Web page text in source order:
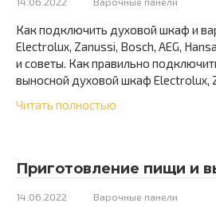
Как подключить духовой шкаф и
Electrolux, Zanussi, Bosch, AEG,
и советы. Как правильно
выносной духовой шкаф Electrolux,
Читать полностью
Приготовление пищи и
14.06.2022 Варочные панели